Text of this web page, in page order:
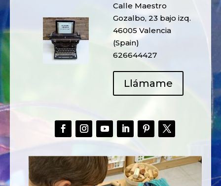
Calle Maestro
Gozalbo, 23 bajo izq.
46005 Valencia
(Spain)
626644427
Llámame